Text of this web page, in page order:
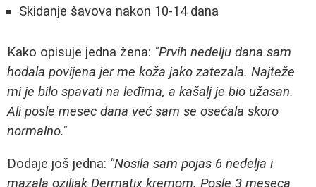
Skidanje šavova nakon 10-14 dana
Kako opisuje jedna žena: "Prvih nedelju dana sam
hodala povijena jer me koža jako zatezala. Najteže
mi je bilo spavati na leđima, a kašalj je bio užasan.
Ali posle mesec dana već sam se osećala skoro
normalno."
Dodaje još jedna: "Nosila sam pojas 6 nedelja i
mazala oziljak Dermatix kremom. Posle 3 meseca